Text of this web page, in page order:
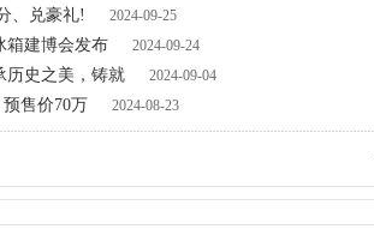
、兑豪礼! 2024-09-25
箱建博会发布 2024-09-24
历史之美，铸就 2024-09-04
售价70万 2024-08-23